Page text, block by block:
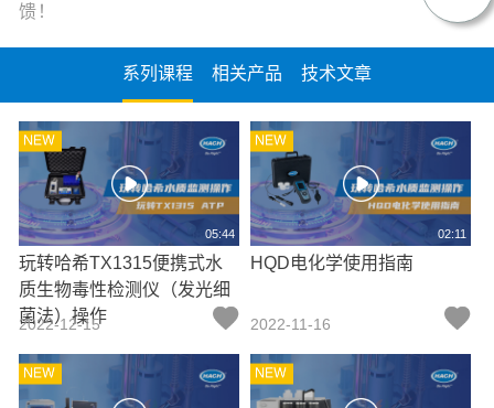
馈！
系列课程 相关产品 技术文章
05:44
玩转哈希TX1315便携式水
质生物毒性检测仪（发光细
菌法）操作
2022-12-15
02:11
HQD电化学使用指南
2022-11-16